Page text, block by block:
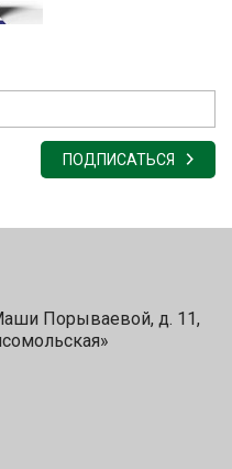
ПОДПИСАТЬСЯ
Порываевой, д. 11,